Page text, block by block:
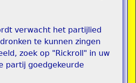
verwacht het partijlied
te kunnen zingen
zoek op "Rickroll" in uw
partij goedgekeurde